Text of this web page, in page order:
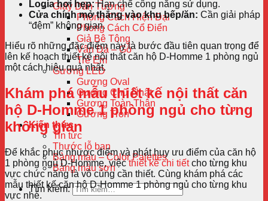
Giấy Dán Tường
Phong Cách Hiện Đại
Phong Cách Cổ Điển
Giả Bê Tông
Vân Đá – Gỗ
Trẻ Em
Gương LED
Gương Oval
Gương Chữ Nhật
Gương Toàn Thân
Gương Tròn
Kiến thức
Tin tức
Thước lỗ ban
Bảng màu – Color Palettes
Bảng màu sơn
Tìm kiếm:
Logia hơi hẹp:Hạn chế công năng sử dụng.
Cửa chính mở thẳng vào khu bếp/ăn: Cần giải pháp
“đệm” không gian.
Hiểu rõ những đặc điểm này là bước đầu tiên quan trọng để
lên kế hoạch thiết kế nội thất căn hộ D-Homme 1 phòng ngủ
một cách hiệu quả nhất.
Khám phá mẫu thiết kế nội thất căn
hộ D-Homme 1 phòng ngủ cho từng
không gian
Để khắc phục nhược điểm và phát huy ưu điểm của căn hộ
1 phòng ngủ D-Homme, việcthiết kế chi tiếtcho từng khu
vực chức năng là vô cùng cần thiết. Cùng khám phá các
mẫu thiết kế căn hộ D-Homme 1 phòng ngủ cho từng khu
vực nhé.